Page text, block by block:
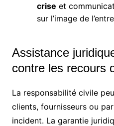
crise et
sur l’image de
Assistance
contre les recours
La responsabilité civile
clients, fournisseurs ou
incident. La garantie